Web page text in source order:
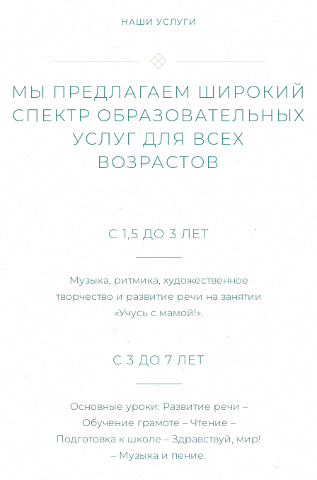
НАШИ УСЛУГИ
МЫ ПРЕДЛАГАЕМ ШИРОКИЙ
СПЕКТР ОБРАЗОВАТЕЛЬНЫХ
УСЛУГ ДЛЯ ВСЕХ
ВОЗРАСТОВ
С 1,5 ДО 3 ЛЕТ
Музыка, ритмика, художественное
творчество и развитие речи на занятии
«Учусь с мамой!».
С 3 ДО 7 ЛЕТ
Основные уроки: Развитие речи –
Обучение грамоте – Чтение –
Подготовка к школе – Здравствуй, мир!
– Музыка и пение.